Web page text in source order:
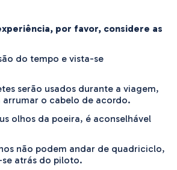
por favor, considere as
do tempo e vista-se
serão usados durante a viagem,
arrumar o cabelo de acordo.
olhos da poeira, é aconselhável
não podem andar de quadriciclo,
atrás do piloto.